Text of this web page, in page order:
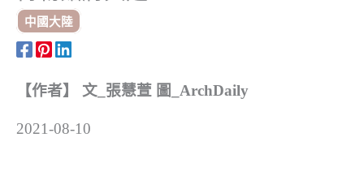
中國大陸
【作者】 文_張慧萱 圖_ArchDaily
2021-08-10